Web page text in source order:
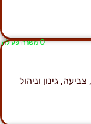
Ο משרה פעילה
גינון וניהול